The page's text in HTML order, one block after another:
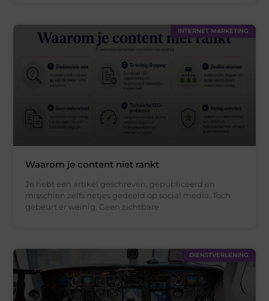
INTERNET MARKETING
Waarom je content niet rankt
Je hebt een artikel geschreven, gepubliceerd en
misschien zelfs netjes gedeeld op social media. Toch
gebeurt er weinig. Geen zichtbare
DIENSTVERLENING